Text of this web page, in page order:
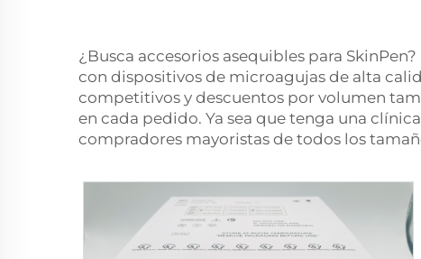
¿Busca accesorios asequibles para
con dispositivos de microagujas de alta
competitivos y descuentos por volumen
en cada pedido. Ya sea que tenga una
compradores mayoristas de todos los